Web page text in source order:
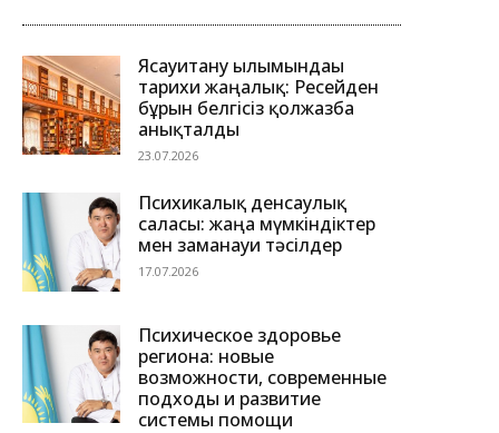
Ясауитану ғылымындағы
тарихи жаңалық: Ресейден
бұрын белгісіз қолжазба
анықталды
23.07.2026
Психикалық денсаулық
саласы: жаңа мүмкіндіктер
мен заманауи тәсілдер
17.07.2026
Психическое здоровье
региона: новые
возможности, современные
подходы и развитие
системы помощи